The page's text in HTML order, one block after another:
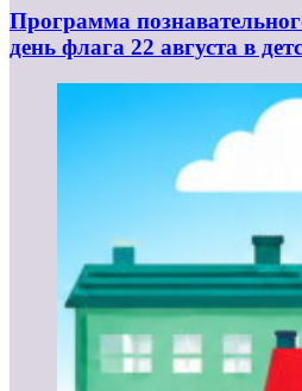
Программа
день флага 22 августа в